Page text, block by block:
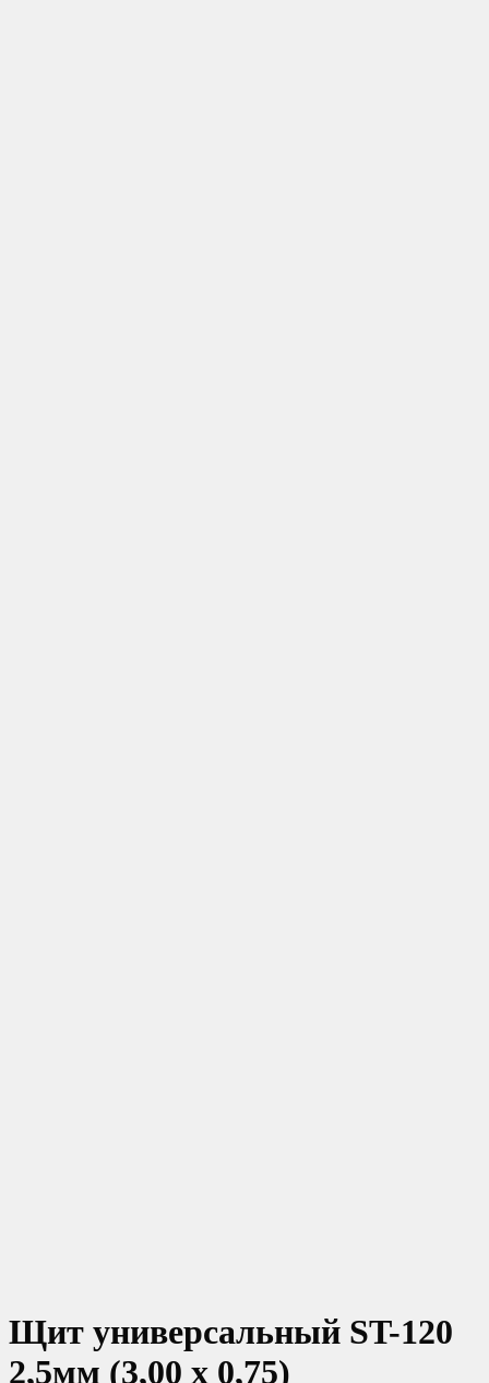
Щит универсальный ST-120
2,5мм (3,00 х 0,75)